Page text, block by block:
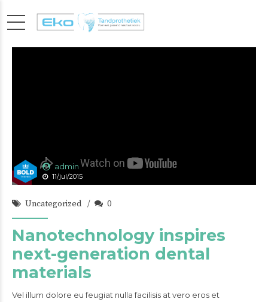
admin
11/jul/2015
Uncategorized 0
Nanotechnology inspires
next-generation dental
materials
Vel illum dolore eu feugiat nulla facilisis at vero eros et